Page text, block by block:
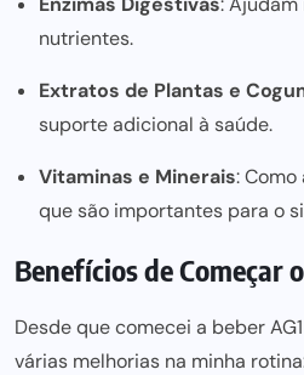
nutrientes.
Extratos de Plantas e
suporte adicional à saúde.
Vitaminas e Minerais: Como
que são importantes para o
Benefícios de Começar
Desde que comecei a beber
várias melhorias na minha